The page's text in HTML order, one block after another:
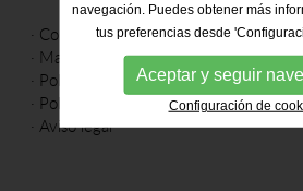
· Contacto
· Mapa web
· Política de cookies
· Política de privacidad
·Aviso legal
navegación. Puedes obtener más
tus preferencias desde
Aceptar y seguir
Configuración de